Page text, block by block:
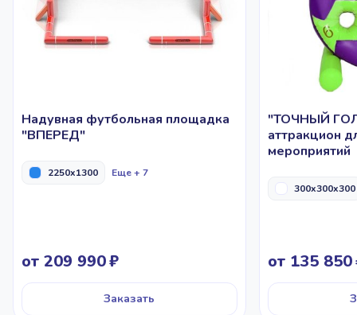
Надувная футбольная площадка
"ВПЕРЕД"
2250x1300 Еще + 7
от 209 990
Заказать
"ТОЧНЫЙ
аттракцион
мероприятий
300x300x300
от 135 850